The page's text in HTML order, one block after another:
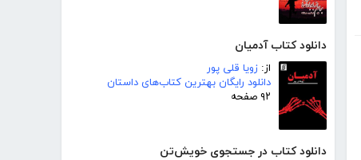
دانلود کتاب آدمیان
از: زویا قلی پور
دانلود رایگان بهترین کتاب‌های داستان
۹۲ صفحه
دانلود کتاب در جستجوی خویش‌تن